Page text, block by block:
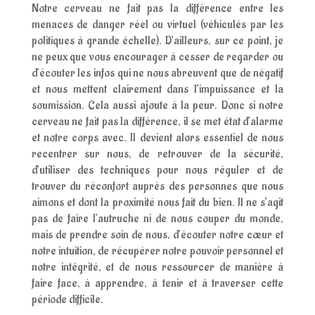
Notre cerveau ne fait pas la différence entre les
menaces de danger réel ou virtuel (véhiculés par les
politiques à grande échelle). D’ailleurs, sur ce point, je
ne peux que vous encourager à cesser de regarder ou
d’écouter les infos qui ne nous abreuvent que de négatif
et nous mettent clairement dans l’impuissance et la
soumission. Cela aussi ajoute à la peur. Donc si notre
cerveau ne fait pas la différence, il se met état d’alarme
et notre corps avec. Il devient alors essentiel de nous
recentrer sur nous, de retrouver de la sécurité,
d’utiliser des techniques pour nous réguler et de
trouver du réconfort auprès des personnes que nous
aimons et dont la proximité nous fait du bien. Il ne s’agit
pas de faire l’autruche ni de nous couper du monde,
mais de prendre soin de nous, d’écouter notre cœur et
notre intuition, de récupérer notre pouvoir personnel et
notre intégrité, et de nous ressourcer de manière à
faire face, à apprendre, à tenir et à traverser cette
période difficile.